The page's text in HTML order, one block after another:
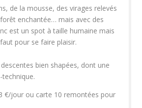
de la mousse, des virages relevés
enchantée… mais avec des
est un spot à taille humaine mais
pour se faire plaisir.
descentes bien shapées, dont une
€/jour ou carte 10 remontées pour